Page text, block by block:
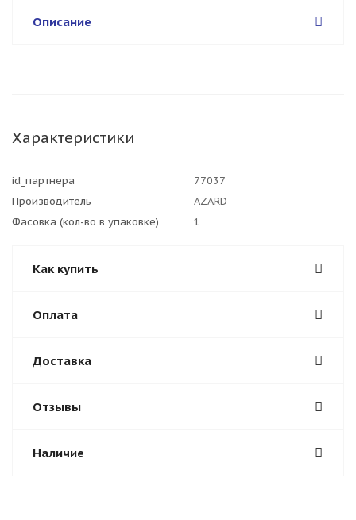
Описание
Характеристики
id_партнера
77037
Производитель
AZARD
Фасовка (кол-во в упаковке)
1
Как купить
Оплата
Доставка
Отзывы
Наличие